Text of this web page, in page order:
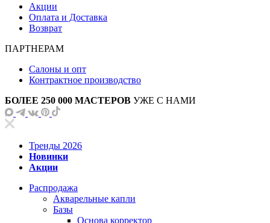
Акции
Оплата и Доставка
Возврат
ПАРТНЕРАМ
Салоны и опт
Контрактное производство
БОЛЕЕ 250 000 МАСТЕРОВ УЖЕ С НАМИ
Тренды 2026
Новинки
Акции
Распродажа
Акварельные капли
Базы
Основа корректор